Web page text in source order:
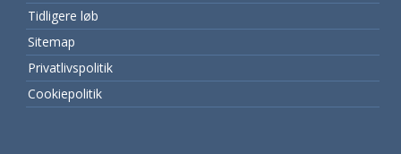
Tidligere løb
Sitemap
Privatlivspolitik
Cookiepolitik